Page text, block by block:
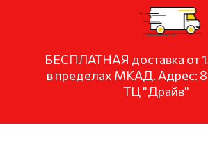
БЕСПЛАТНАЯ доставка от
в пределах МКАД. Адрес:
ТЦ "Драйв"